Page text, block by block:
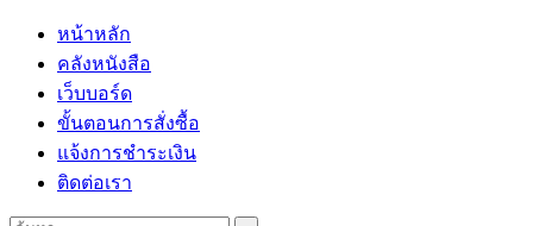
หน้าหลัก
คลังหนังสือ
เว็บบอร์ด
ขั้นตอนการสั่งซื้อ
แจ้งการชำระเงิน
ติดต่อเรา